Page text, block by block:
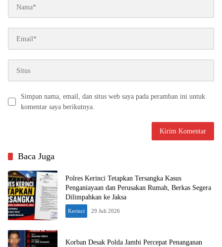
Simpan nama, email, dan situs web saya pada peramban ini untuk
komentar saya berikutnya.
Baca Juga
Polres Kerinci Tetapkan Tersangka Kasus
Penganiayaan dan Perusakan Rumah, Berkas Segera
Dilimpahkan ke Jaksa
Kerinci 29 Juli 2026
Korban Desak Polda Jambi Percepat Penanganan